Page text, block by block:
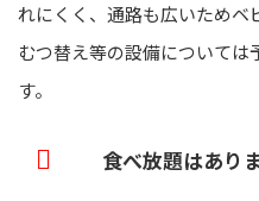
れにくく、通路も広いためベ
むつ替え等の設備について
す。
食べ放題はあり